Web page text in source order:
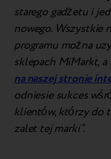
starego gadżetu i
nowego. Wszystkie
programu można
sklepach MiMarkt,
na naszej stronie
odniesie sukces
klientów, którzy do
zalet tej marki”.